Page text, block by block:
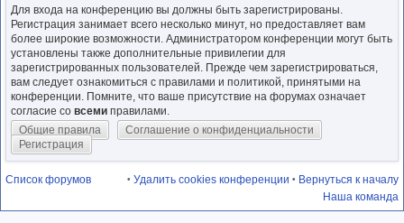
Для входа на конференцию вы должны быть зарегистрированы.
Регистрация занимает всего несколько минут, но предоставляет вам
более широкие возможности. Администратором конференции могут быть
установлены также дополнительные привилегии для
зарегистрированных пользователей. Прежде чем зарегистрироваться,
вам следует ознакомиться с правилами и политикой, принятыми на
конференции. Помните, что ваше присутствие на форумах означает
согласие со всеми правилами.
Общие правила
Соглашение о конфиденциальности
Регистрация
Список форумов • Вернуться к началу
• Удалить cookies конференции
Наша команда